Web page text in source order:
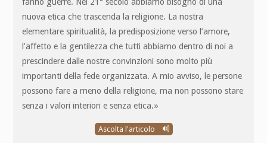
nuova etica che trascenda la religione. La nostra
elementare spiritualità, la predisposizione verso l’amore,
l’affetto e la gentilezza che tutti abbiamo dentro di noi a
prescindere dalle nostre convinzioni sono molto più
importanti della fede organizzata. A mio avviso, le persone
possono fare a meno della religione, ma non possono stare
senza i valori interiori e senza etica.»
Ascolta l'articolo